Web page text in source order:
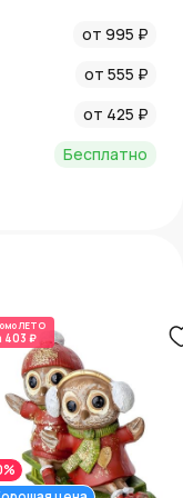
от 995 ₽
от 555 ₽
от 425 ₽
Бесплатно
ЛЕТО
403 ₽